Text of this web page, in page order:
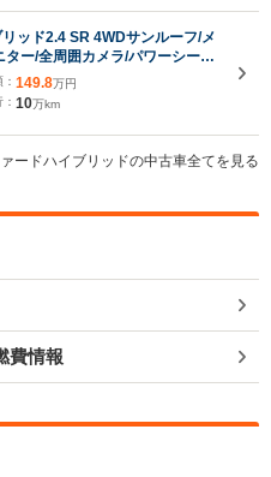
ッド2.4 SR 4WDサンルーフ/メ
ー/全周囲カメラ/パワーシート/
トロール/100Vコンセント/両側
ゲート/シートメモリー/コーナ
149.8万円
10万km
ードハイブリッドの中古車全てを見る
費情報